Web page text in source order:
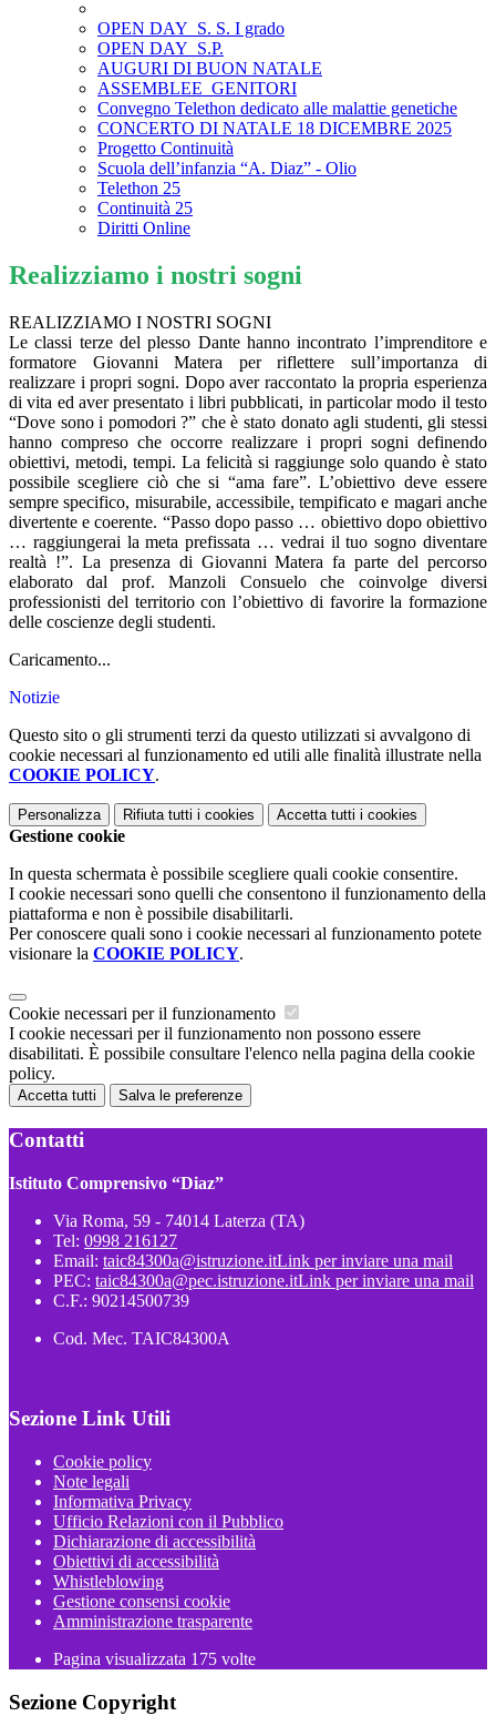
OPEN DAY_S. S. I grado
OPEN DAY_S.P.
AUGURI DI BUON NATALE
ASSEMBLEE_GENITORI
Convegno Telethon dedicato alle malattie genetiche
CONCERTO DI NATALE 18 DICEMBRE 2025
Progetto Continuità
Scuola dell’infanzia “A. Diaz” - Olio
Telethon 25
Continuità 25
Diritti Online
Realizziamo i nostri sogni
REALIZZIAMO I NOSTRI SOGNI
Le classi terze del plesso Dante hanno incontrato l’imprenditore e
formatore Giovanni Matera per riflettere sull’importanza di
realizzare i propri sogni. Dopo aver raccontato la propria esperienza
di vita ed aver presentato i libri pubblicati, in particolar modo il testo
“Dove sono i pomodori ?” che è stato donato agli studenti, gli stessi
hanno compreso che occorre realizzare i propri sogni definendo
obiettivi, metodi, tempi. La felicità si raggiunge solo quando è stato
possibile scegliere ciò che si “ama fare”. L’obiettivo deve essere
sempre specifico, misurabile, accessibile, tempificato e magari anche
divertente e coerente. “Passo dopo passo … obiettivo dopo obiettivo
… raggiungerai la meta prefissata … vedrai il tuo sogno diventare
realtà !”. La presenza di Giovanni Matera fa parte del percorso
elaborato dal prof. Manzoli Consuelo che coinvolge diversi
professionisti del territorio con l’obiettivo di favorire la formazione
delle coscienze degli studenti.
Caricamento...
Notizie
Questo sito o gli strumenti terzi da questo utilizzati si avvalgono di
cookie necessari al funzionamento ed utili alle finalità illustrate nella
COOKIE POLICY.
Personalizza Rifiuta tutti i cookies Accetta tutti i cookies
Gestione cookie
In questa schermata è possibile scegliere quali cookie consentire.
I cookie necessari sono quelli che consentono il funzionamento della
piattaforma e non è possibile disabilitarli.
Per conoscere quali sono i cookie necessari al funzionamento potete
visionare la COOKIE POLICY.
Cookie necessari per il funzionamento
I cookie necessari per il funzionamento non possono essere
disabilitati. È possibile consultare l'elenco nella pagina della cookie
policy.
Accetta tutti Salva le preferenze
Contatti
Istituto Comprensivo “Diaz”
Via Roma, 59 - 74014 Laterza (TA)
Tel: 0998 216127
Email: taic84300a@istruzione.itLink per inviare una mail
PEC: taic84300a@pec.istruzione.itLink per inviare una mail
C.F.: 90214500739
Cod. Mec. TAIC84300A
Sezione Link Utili
Cookie policy
Note legali
Informativa Privacy
Ufficio Relazioni con il Pubblico
Dichiarazione di accessibilità
Obiettivi di accessibilità
Whistleblowing
Gestione consensi cookie
Amministrazione trasparente
Pagina visualizzata 175 volte
Sezione Copyright